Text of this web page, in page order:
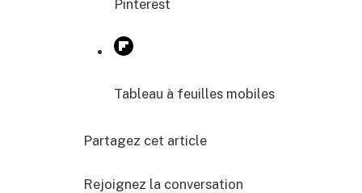
Pinterest
Tableau à feuilles mobiles
Partagez cet article
Rejoignez la conversation